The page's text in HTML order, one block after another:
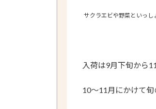
サクラエビや野菜といっ
入荷は9月下旬から
10～11月にかけて旬